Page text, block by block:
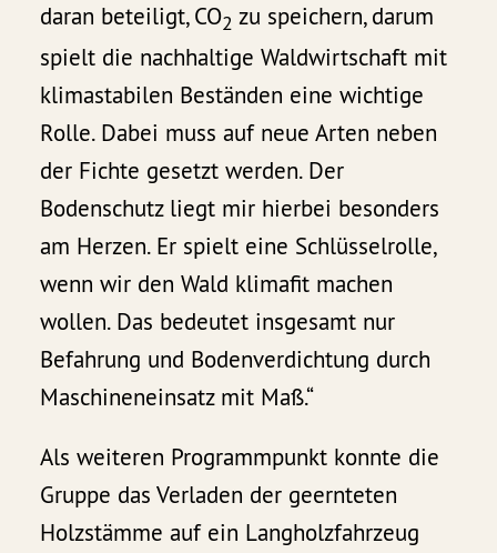
daran beteiligt, CO2 zu speichern, darum
spielt die nachhaltige Waldwirtschaft mit
klimastabilen Beständen eine wichtige
Rolle. Dabei muss auf neue Arten neben
der Fichte gesetzt werden. Der
Bodenschutz liegt mir hierbei besonders
am Herzen. Er spielt eine Schlüsselrolle,
wenn wir den Wald klimafit machen
wollen. Das bedeutet insgesamt nur
Befahrung und Bodenverdichtung durch
Maschineneinsatz mit Maß.“
Als weiteren Programmpunkt konnte die
Gruppe das Verladen der geernteten
Holzstämme auf ein Langholzfahrzeug